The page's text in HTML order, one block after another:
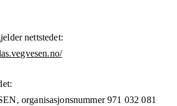
nettstedet:
organisasjonsnummer 971 032 081